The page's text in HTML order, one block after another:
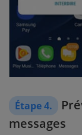
Étape 4.
messages